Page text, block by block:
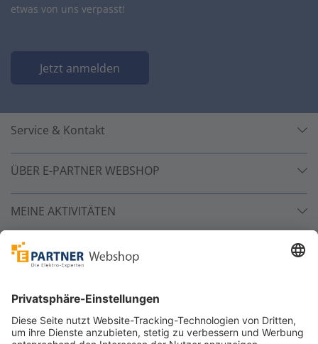
etwas von uns verpasst!
Jetzt anmelden
Service & Kontakt
ÜBER E-PARTNER WEBSHOP
MEINE AKTIVITÄTEN
Unsere Zahlarten
Versandpartner
Sicher bestellen